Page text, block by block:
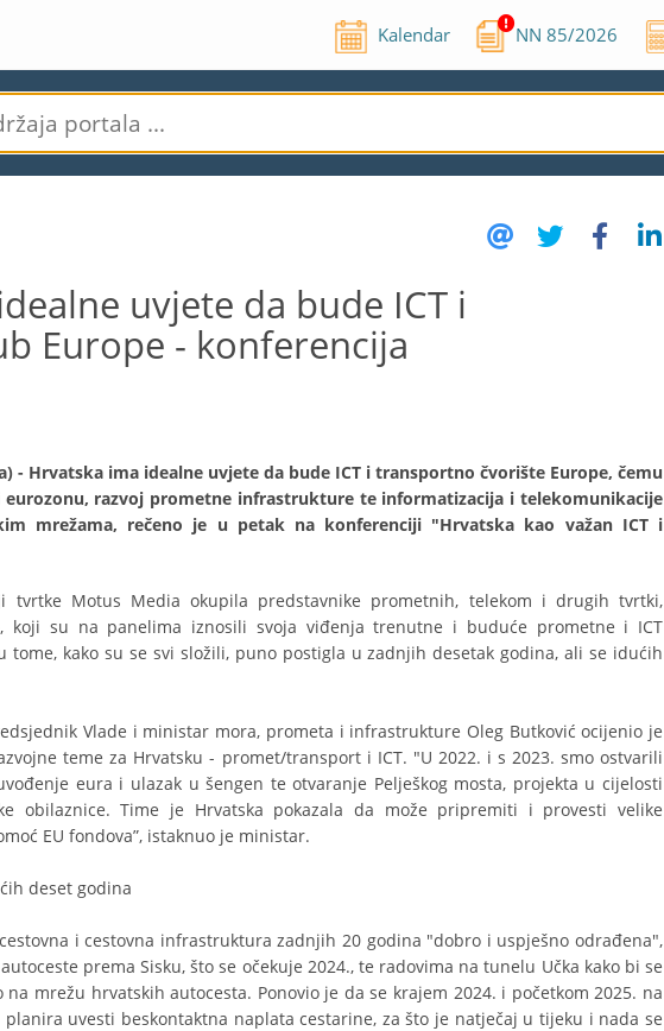
Kalendar NN85/2026
uvjete da bude ICT i
Europe - konferencija
- Hrvatska ima idealne uvjete da bude ICT i transportno čvorište Europe, čemu
eurozonu, razvoj prometne infrastrukture te informatizacija i telekomunikacije
mrežama, rečeno je u petak na konferenciji "Hrvatska kao važan ICT i
tvrtke Motus Media okupila predstavnike prometnih, telekom i drugih tvrtki,
koji su na panelima iznosili svoja viđenja trenutne i buduće prometne i ICT
tome, kako su se svi složili, puno postigla u zadnjih desetak godina, ali se idućih
Vlade i ministar mora, prometa i infrastrukture Oleg Butković ocijenio je
teme za Hrvatsku - promet/transport i ICT. "U 2022. i s 2023. smo ostvarili
eura i ulazak u šengen te otvaranje Pelješkog mosta, projekta u cijelosti
obilaznice. Time je Hrvatska pokazala da može pripremiti i provesti velike
EU fondova”, istaknuo je ministar.
deset godina
i cestovna infrastruktura zadnjih 20 godina "dobro i uspješno odrađena",
prema Sisku, što se očekuje 2024., te radovima na tunelu Učka kako bi se
mrežu hrvatskih autocesta. Ponovio je da se krajem 2024. i početkom 2025. na
uvesti beskontaktna naplata cestarine, za što je natječaj u tijeku i nada se